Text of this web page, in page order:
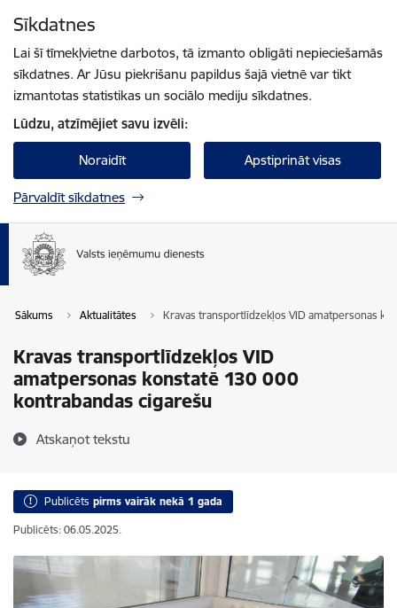
Sīkdatnes
Lai šī tīmekļvietne darbotos, tā izmanto obligāti nepieciešamās
sīkdatnes. Ar Jūsu piekrišanu papildus šajā vietnē var tikt
izmantotas statistikas un sociālo mediju sīkdatnes.
Lūdzu, atzīmējiet savu izvēli:
Noraidīt Apstiprināt visas
Pārvaldīt sīkdatnes
Sākums Aktualitātes Kravas transportlīdzekļos VID amatpersonas
Kravas transportlīdzekļos VID
amatpersonas konstatē 130 000
kontrabandas cigarešu
Atskaņot tekstu
Publicēts pirms vairāk nekā 1 gada
Publicēts: 06.05.2025.